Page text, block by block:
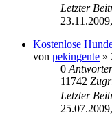
Letzter
Kostenlose
von pekingente »
0
11742
Letzter